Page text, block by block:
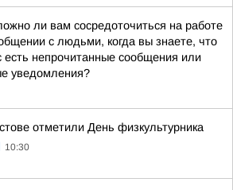
ли вам сосредоточиться на работе
с людьми, когда вы знаете, что
есть непрочитанные сообщения или
уведомления?
отметили День физкультурника
10:30